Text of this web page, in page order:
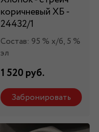
коричневый ХБ -
24432/1
Состав: 95 % х/б, 5 %
эл
1 520 руб.
Забронировать